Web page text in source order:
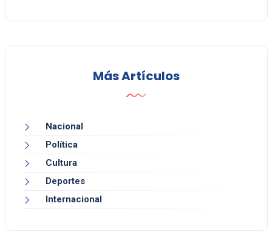
Más Artículos
Nacional
Política
Cultura
Deportes
Internacional